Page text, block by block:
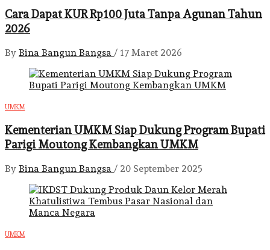
Cara Dapat KUR Rp100 Juta Tanpa Agunan Tahun
2026
By Bina Bangun Bangsa / 17 Maret 2026
UMKM
Kementerian UMKM Siap Dukung Program Bupati
Parigi Moutong Kembangkan UMKM
By Bina Bangun Bangsa / 20 September 2025
UMKM